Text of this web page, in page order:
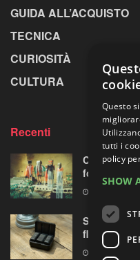
GUIDA ALL’ACQUISTO
TECNICA
CURIOSITÀ
CULTURA
Recenti
fotografica
Sony
float per le
Questo
tutti i
policy
SHOW